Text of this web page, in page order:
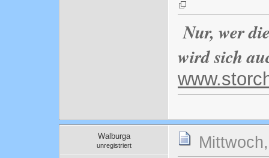
Nur, wer
wird sich
Walburga
unregistriert